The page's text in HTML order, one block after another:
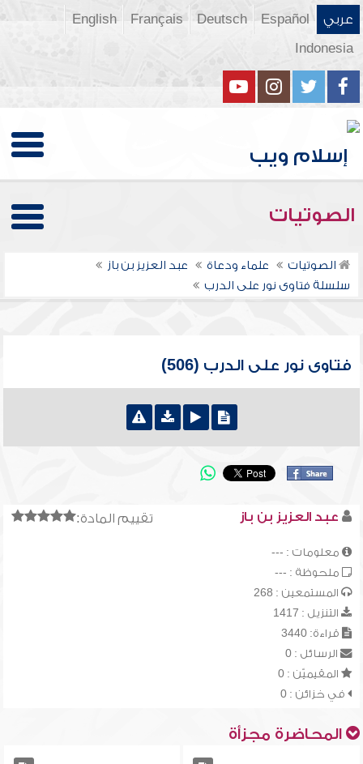
عربي Español
Deutsch
Français
English
Indonesia
الصوتيات
الصوتيات علماء ودعاة
عبد العزيز بن باز
سلسلة فتاوى نور على الدرب
فتاوى نور على الدرب (506)
تقييم المادة: عبد العزيز بن باز
معلومات : ---
ملحوظة : ---
المستمعين : 268
التنزيل : 1417
قراءة: 3440
الرسائل : 0
المقيميّن : 0
في خزائن : 0
المحاضرة مجزأة